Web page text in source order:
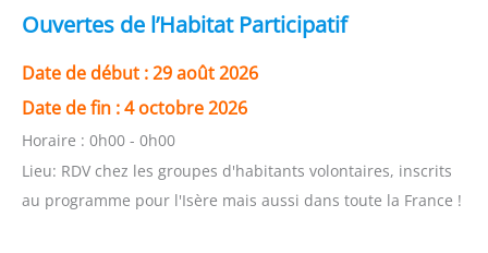
Ouvertes de l’Habitat Participatif
Date de début :29 août 2026
Date de fin :4 octobre 2026
Horaire : 0h00 - 0h00
Lieu: RDV chez les groupes d'habitants volontaires, inscrits
au programme pour l'Isère mais aussi dans toute la France !